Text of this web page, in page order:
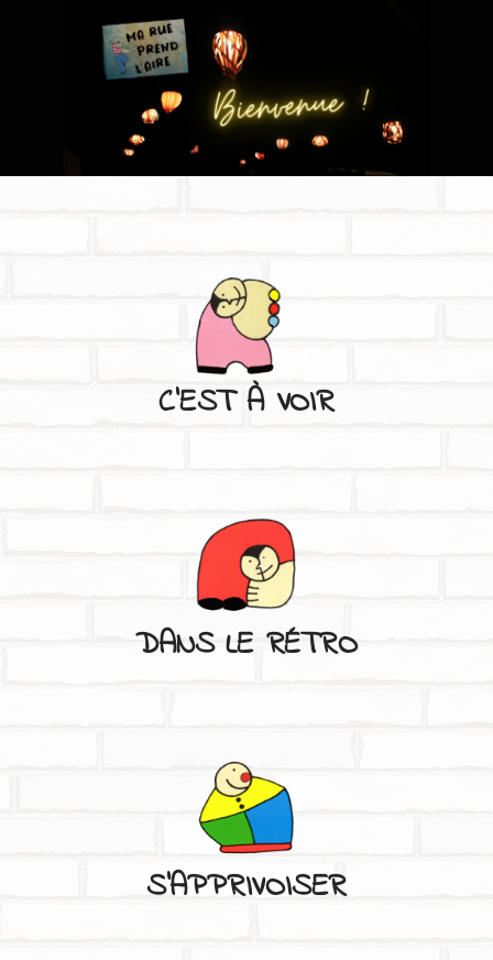
C'EST À VOIR
DANS LE RÉTRO
S'APPRIVOISER